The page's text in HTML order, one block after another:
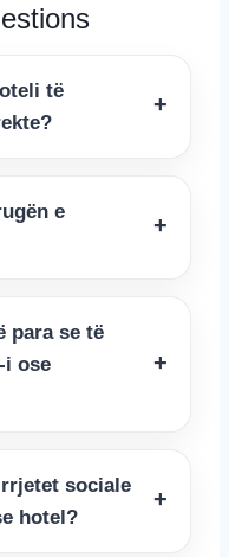
të
e
para se të
i ose
sociale
hotel?